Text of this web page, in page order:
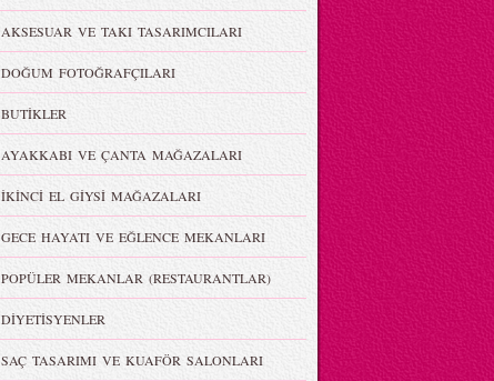
AKSESUAR VE TAKI TASARIMCILARI
DOĞUM FOTOĞRAFÇILARI
BUTİKLER
AYAKKABI VE ÇANTA MAĞAZALARI
İKİNCİ EL GİYSİ MAĞAZALARI
GECE HAYATI VE EĞLENCE MEKANLARI
POPÜLER MEKANLAR (RESTAURANTLAR)
DİYETİSYENLER
SAÇ TASARIMI VE KUAFÖR SALONLARI